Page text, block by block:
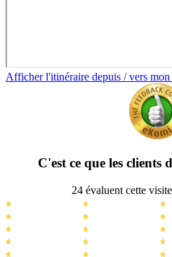
Afficher l'itinéraire depuis / vers mon
C'est ce que les clients
24 évaluent cette